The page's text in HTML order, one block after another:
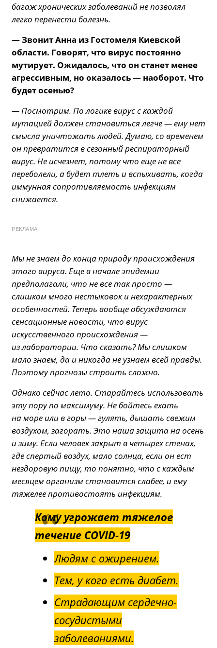
багаж хронических заболеваний не позволял
легко перенести болезнь.
— Звонит Анна из Гостомеля Киевской
области. Говорят, что вирус постоянно
мутирует. Ожидалось, что он станет менее
агрессивным, но оказалось — наоборот. Что
будет осенью?
— Посмотрим. По логике вирус с каждой
мутацией должен становиться легче — ему нет
смысла уничтожать людей. Думаю, со временем
он превратится в сезонный респираторный
вирус. Не исчезнет, потому что еще не все
переболели, а будет тлеть и вспыхивать, когда
иммунная сопротивляемость инфекциям
снижается.
РЕКЛАМА
Мы не знаем до конца природу происхождения
этого вируса. Еще в начале эпидемии
предполагали, что не все так просто —
слишком много нестыковок и нехарактерных
особенностей. Теперь вообще обсуждаются
сенсационные новости, что вирус
искусственного происхождения —
из лаборатории. Что сказать? Мы слишком
мало знаем, да и никогда не узнаем всей правды.
Поэтому прогнозы строить сложно.
Однако сейчас лето. Старайтесь использовать
эту пору по максимуму. Не бойтесь ехать
на море или в горы — гулять, дышать свежим
воздухом, загорать. Это наша защита на осень
и зиму. Если человек закрыт в четырех стенах,
где спертый воздух, мало солнца, если он ест
нездоровую пищу, то понятно, что с каждым
месяцем организм становится слабее, и ему
тяжелее противостоять инфекциям.
Кому угрожает тяжелое
течение COVID-19
Людям с ожирением.
Тем, у кого есть диабет.
Страдающим сердечно-
сосудистыми
заболеваниями.